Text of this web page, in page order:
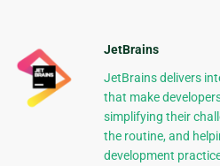
JetBrains
JetBrains delivers
that make
simplifying their
the routine, and
development